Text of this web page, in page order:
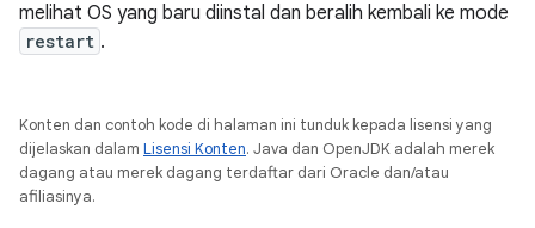
melihat OS yang baru diinstal dan beralih kembali ke mode
restart .
Konten dan contoh kode di halaman ini tunduk kepada lisensi yang
dijelaskan dalam Lisensi Konten. Java dan OpenJDK adalah merek
dagang atau merek dagang terdaftar dari Oracle dan/atau
afiliasinya.